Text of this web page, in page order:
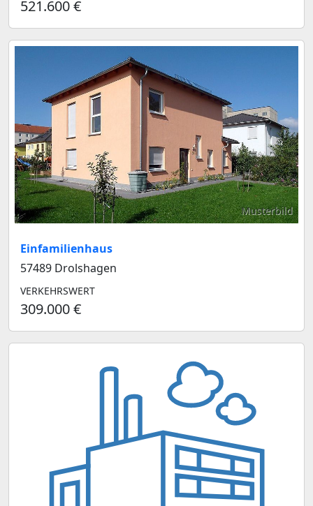
521.600 €
Musterbild
Einfamilienhaus
57489 Drolshagen
VERKEHRSWERT
309.000 €